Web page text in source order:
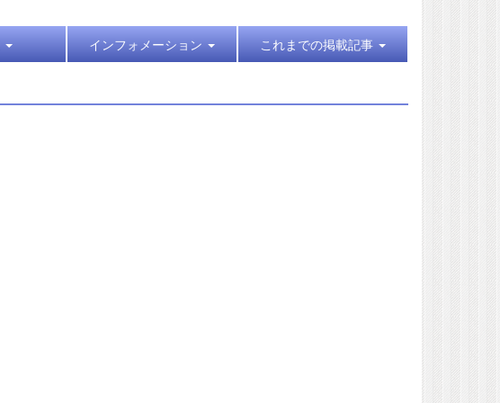
インフォメーション これまでの掲載記事